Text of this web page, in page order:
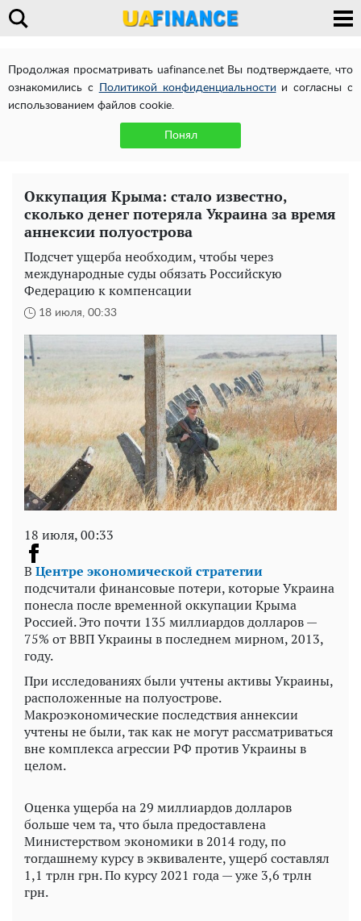
Продолжая просматривать uafinance.net Вы подтверждаете, что
ознакомились с
Политикой конфиденциальности и согласны с
использованием файлов cookie.
Понял
Оккупация Крыма: стало известно,
сколько денег потеряла Украина за время
аннексии полуострова
Подсчет ущерба необходим, чтобы через
международные суды обязать Российскую
Федерацию к компенсации
18 июля, 00:33
18 июля, 00:33
В Центре экономической стратегии
подсчитали финансовые потери, которые Украина
понесла после временной оккупации Крыма
Россией. Это почти 135 миллиардов долларов —
75% от ВВП Украины в последнем мирном, 2013,
году.
При исследованиях были учтены активы Украины,
расположенные на полуострове.
Макроэкономические последствия аннексии
учтены не были, так как не могут рассматриваться
вне комплекса агрессии РФ против Украины в
целом.
Оценка ущерба на 29 миллиардов долларов
больше чем та, что была предоставлена
Министерством экономики в 2014 году, по
тогдашнему курсу в эквиваленте, ущерб составлял
1,1 трлн грн. По курсу 2021 года — уже 3,6 трлн
грн.